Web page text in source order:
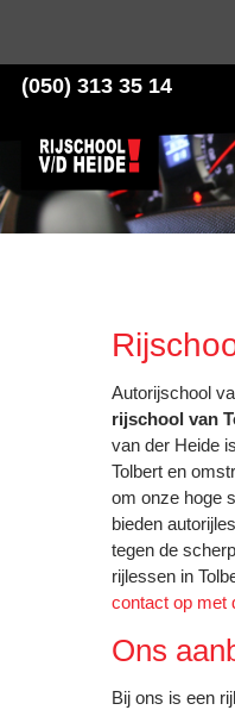
(050) 313 35 14
Autorijschool
rijschool van
van der Heide
Tolbert en
om onze hoge
bieden
tegen de
rijlessen in
contact op met
Ons
Bij ons is een